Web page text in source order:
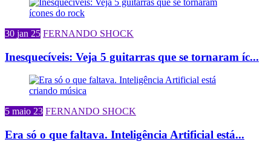
30 jan 25 FERNANDO SHOCK
Inesquecíveis: Veja 5 guitarras que se tornaram íc...
5 maio 23 FERNANDO SHOCK
Era só o que faltava. Inteligência Artificial está...